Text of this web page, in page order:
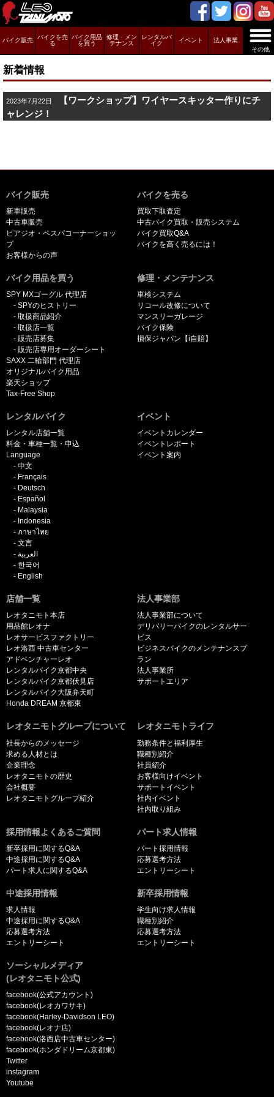
その他
バイク販売
バイクを売
る
バイク用品
を買う
修理・メン
テナンス
レンタルバ
イク
イベント 法人事業
新着情報
2023年7月22日
【ワークショップ】ワイヤースキッター作りにチ
ャレンジ！
バイク販売
新車販売
中古車販売
ピアジオ・ベスパコーナーショッ
プ
お客様からの声
バイクを売る
買取下取査定
中古バイク買取・販売システム
バイク買取Q&A
バイクを高く売るには！
バイク用品を買う
SPY MXゴーグル 代理店
SPYのヒストリー
取扱商品紹介
取扱店一覧
販売店募集
販売店専用オーダーシート
SAXX 二輪部門 代理店
オリジナルバイク用品
楽天ショップ
Tax-Free Shop
修理・メンテナンス
車検システム
リコール改修について
マンスリーガレージ
バイク保険
損保ジャパン【i自賠】
レンタルバイク
レンタル店舗一覧
料金・車種一覧・申込
Language
中文
Français
Deutsch
Español
Malaysia
Indonesia
ภาษาไทย
文言
العربية
한국어
English
イベント
イベントカレンダー
イベントレポート
イベント案内
店舗一覧
レオタニモト本店
用品館レオナ
レオサービスファクトリー
レオ洛西 中古車センター
アドベンチャーレオ
レンタルバイク京都中央
レンタルバイク京都伏見店
レンタルバイク大阪弁天町
Honda DREAM 京都東
法人事業部
法人事業部について
デリバリーバイクのレンタルサー
ビス
ビジネスバイクのメンテナンスプ
ラン
法人事業所
サポートエリア
レオタニモトグループについて
社長からのメッセージ
求める人材とは
企業理念
レオタニモトの歴史
会社概要
レオタニモトグループ紹介
レオタニモトライフ
勤務条件と福利厚生
職種別紹介
社員紹介
お客様向けイベント
サポートイベント
社内イベント
社内取り組み
採用情報よくあるご質問
新卒採用に関するQ&A
中途採用に関するQ&A
パート求人に関するQ&A
パート求人情報
パート採用情報
応募選考方法
エントリーシート
中途採用情報
求人情報
中途採用に関するQ&A
応募選考方法
エントリーシート
新卒採用情報
学生向け求人情報
職種別紹介
応募選考方法
エントリーシート
ソーシャルメディア
(レオタニモト公式)
facebook(公式アカウント)
facebook(レオカワサキ)
facebook(Harley-Davidson LEO)
facebook(レオナ店)
facebook(洛西店中古車センター)
facebook(ホンダドリーム京都東)
Twitter
instagram
Youtube